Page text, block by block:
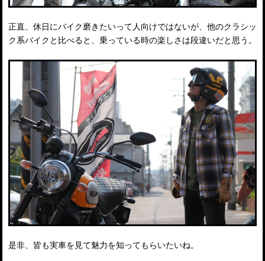
正直、休日にバイク磨きたいって人向けではないが、他のクラシッ
ク系バイクと比べると、乗っている時の楽しさは段違いだと思う。
是非、皆も実車を見て魅力を知ってもらいたいね。